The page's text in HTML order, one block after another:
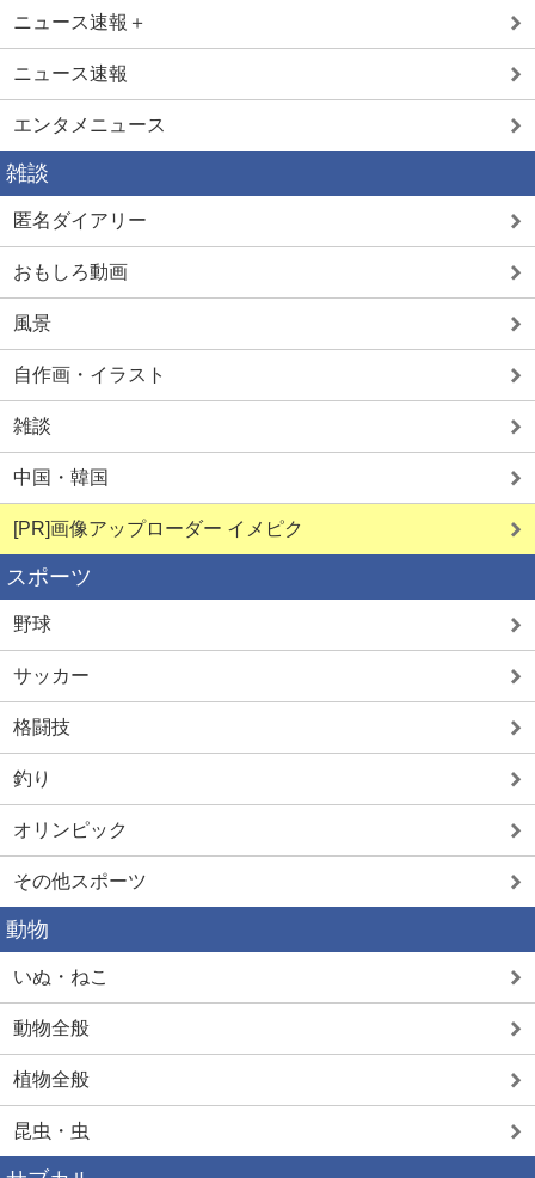
ニュース速報＋
ニュース速報
エンタメニュース
雑談
匿名ダイアリー
おもしろ動画
風景
自作画・イラスト
雑談
中国・韓国
[PR]画像アップローダー イメピク
スポーツ
野球
サッカー
格闘技
釣り
オリンピック
その他スポーツ
動物
いぬ・ねこ
動物全般
植物全般
昆虫・虫